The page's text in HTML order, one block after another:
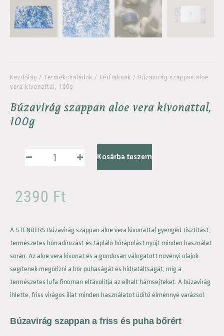
Kezdőlap / Termékcsaládok / Férfiaknak / Búzavirág szappan aloe
vera kivonattal, 100g
Búzavirág szappan aloe vera kivonattal,
100g
Kosárba teszem
2390 Ft
A STENDERS Búzavirág szappan aloe vera kivonattal gyengéd tisztítást,
természetes bőrradírozást és tápláló bőrápolást nyújt minden használat
során. Az aloe vera kivonat és a gondosan válogatott növényi olajok
segítenek megőrizni a bőr puhaságát és hidratáltságát, míg a
természetes lufa finoman eltávolítja az elhalt hámsejteket. A búzavirág
ihlette, friss virágos illat minden használatot üdítő élménnyé varázsol.
Búzavirág szappan a friss és puha bőrért